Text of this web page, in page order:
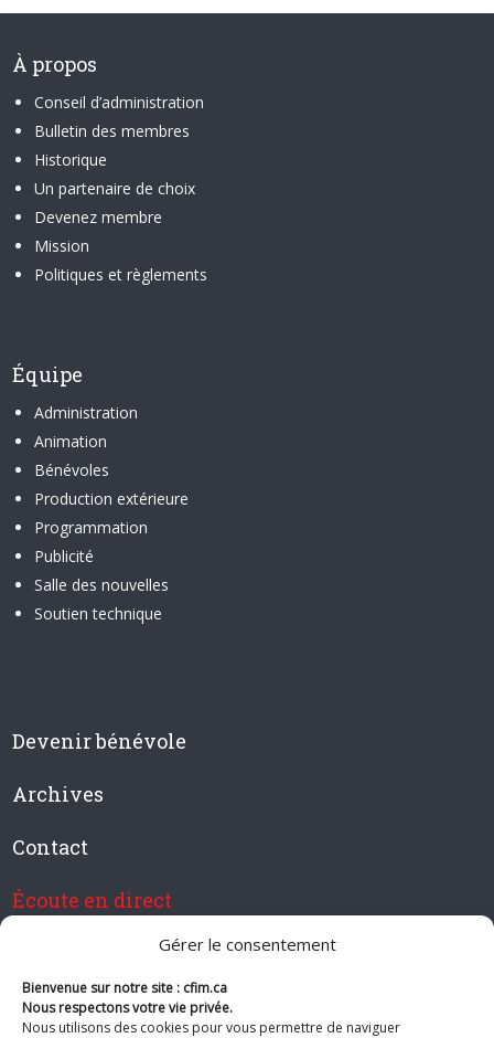
Gérer le consentement
Bienvenue sur notre site : cfim.ca
Nous respectons votre vie privée.
Nous utilisons des cookies pour vous permettre de naviguer
À propos
Conseil d’administration
Bulletin des membres
Historique
Un partenaire de choix
Devenez membre
Mission
Politiques et règlements
Équipe
Administration
Animation
Bénévoles
Production extérieure
Programmation
Publicité
Salle des nouvelles
Soutien technique
Devenir bénévole
Archives
Contact
Écoute en direct
Devenir membre de CFIM